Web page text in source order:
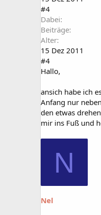
#4
Dabei
Beiträge
Alter
15 Dez 2011
#4
Hallo,
ansich habe ich
Anfang nur
den etwas
mir ins Fuß und
N
Nel